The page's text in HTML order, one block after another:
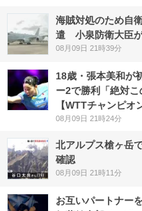
海賊対処のため自
遣 小泉防衛大臣
08月09日 21時39分
18歳・張本美和が
ー2で勝利「絶対こ
【WTTチャンピオ
08月09日 21時24分
北アルプス槍ヶ岳
確認
08月09日 21時11分
お互いパートナー